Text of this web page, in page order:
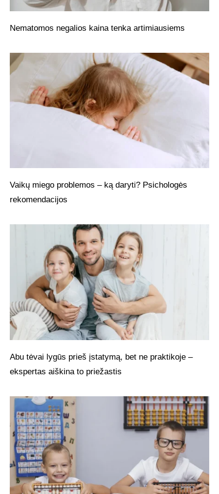
Nematomos negalios kaina tenka artimiausiems
Vaikų miego problemos – ką daryti? Psichologės
rekomendacijos
Abu tėvai lygūs prieš įstatymą, bet ne praktikoje –
ekspertas aiškina to priežastis